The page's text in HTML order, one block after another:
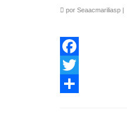
por Seaacmariliasp |
Facebook
Twitter